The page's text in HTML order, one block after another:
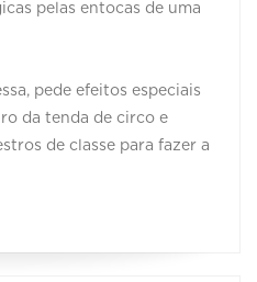
pelas entocas de uma
pede efeitos especiais
da tenda de circo e
de classe para fazer a